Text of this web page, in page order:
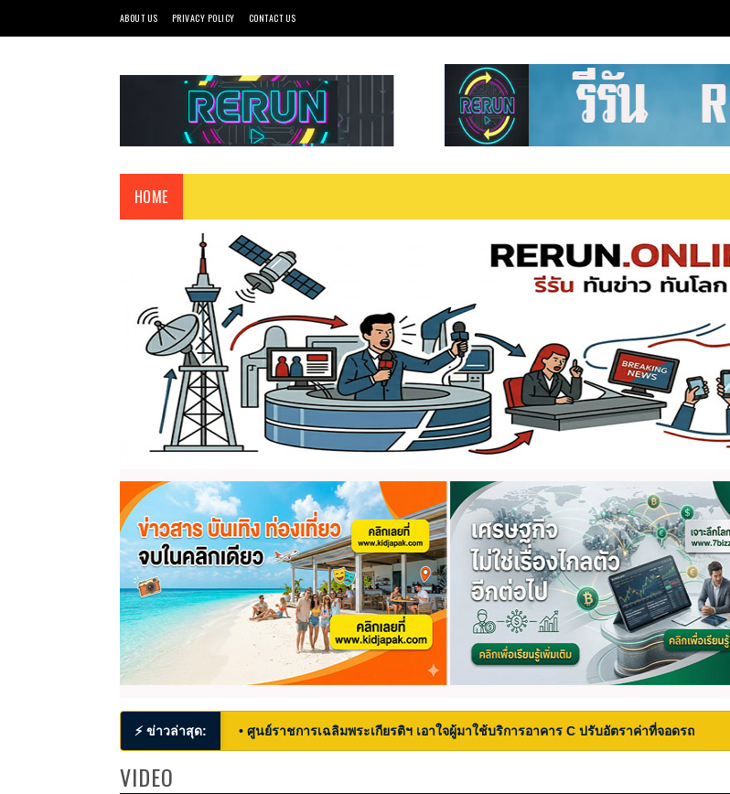
ABOUT US PRIVACY POLICY CONTACT US
HOME
⚡ ข่าวล่าสุด: • ศูนย์ราชการเฉลิมพระเกียรติฯ เอาใจผู้มาใช้บริการอาคาร C ปรับอัตราค่าที่จอดรถ
VIDEO